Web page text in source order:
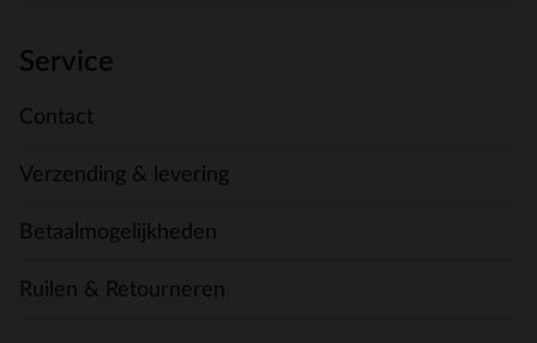
Service
Contact
Verzending & levering
Betaalmogelijkheden
Ruilen & Retourneren